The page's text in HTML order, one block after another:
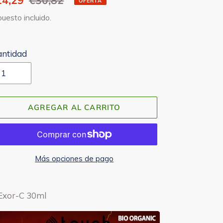
habitual
incluido.
AGREGAR AL CARRITO
Más opciones de pago
C 30ml